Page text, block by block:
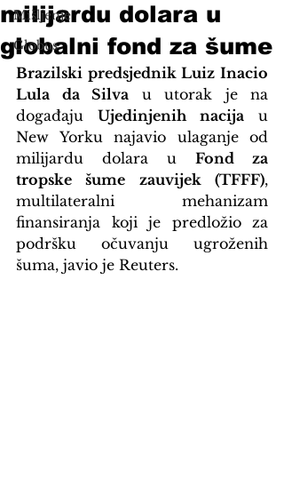
Mišljenje
Globus
milijardu dolara u
globalni fond za šume
Brazilski predsjednik Luiz Inacio
Lula da Silva u utorak je na
događaju Ujedinjenih nacija u
New Yorku najavio ulaganje od
milijardu dolara u Fond za
tropske šume zauvijek (TFFF),
multilateralni mehanizam
finansiranja koji je predložio za
podršku očuvanju ugroženih
šuma, javio je Reuters.